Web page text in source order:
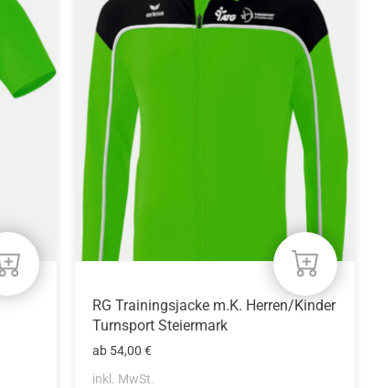
Produkt
weist
mehrere
Varianten
auf.
Die
Optionen
können
auf
Produktseite
gewählt
werden
RG Trainingsjacke m.K. Herren/Kinder
Turnsport Steiermark
ab 54,00€
inkl. MwSt.